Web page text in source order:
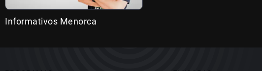
Informativos Menorca